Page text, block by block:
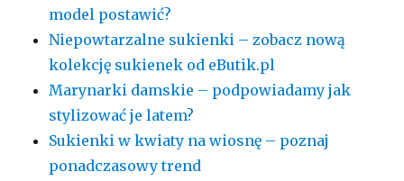
model postawić?
Niepowtarzalne sukienki – zobacz nową
kolekcję sukienek od eButik.pl
Marynarki damskie – podpowiadamy jak
stylizować je latem?
Sukienki w kwiaty na wiosnę – poznaj
ponadczasowy trend